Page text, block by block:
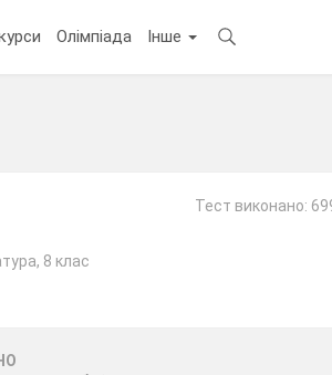
Олімпіада Інше
8 клас
Тест виконано: